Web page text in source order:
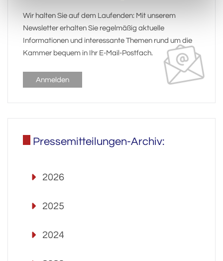
Wir halten Sie auf dem Laufenden: Mit unserem
Newsletter erhalten Sie regelmäßig aktuelle
Informationen und interessante Themen rund um die
Kammer bequem in Ihr E-Mail-Postfach.
Anmelden
Pressemitteilungen-Archiv:
2026
2025
2024